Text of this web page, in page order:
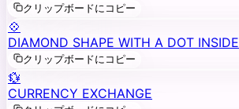
クリップボードにコピー
💠
DIAMOND SHAPE WITH A DOT INSIDE
クリップボードにコピー
💱
CURRENCY EXCHANGE